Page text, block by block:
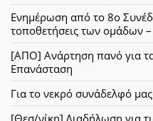
Ενημέρωση από το 8ο
τοποθετήσεις των ομάδων
[ΑΠΟ] Ανάρτηση πανό για
Επανάσταση
Για το νεκρό συνάδελφό
[Θεσ/νίκη] Διαδήλωση για